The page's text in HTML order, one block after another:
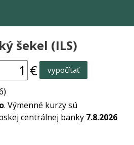
šekel (ILS)
€ vypočítať
. Výmenné kurzy sú
centrálnej banky 7.8.2026